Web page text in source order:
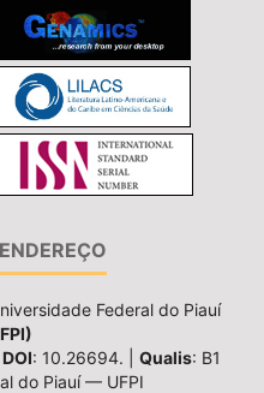
Federal do Piauí
: 10.26694. | Qualis: B1
do Piauí — UFPI